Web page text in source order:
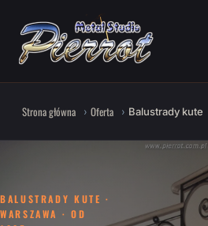
Strona główna Oferta Balustrady kute
BALUSTRADY KUTE ·
WARSZAWA · OD